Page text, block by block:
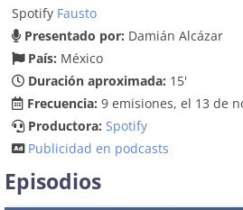
Spotify Fausto
Presentado por: Damián Alcázar
País: México
Duración aproximada: 15'
Frecuencia: 9 emisiones, el 13 de
Productora: Spotify
Publicidad en podcasts
Episodios